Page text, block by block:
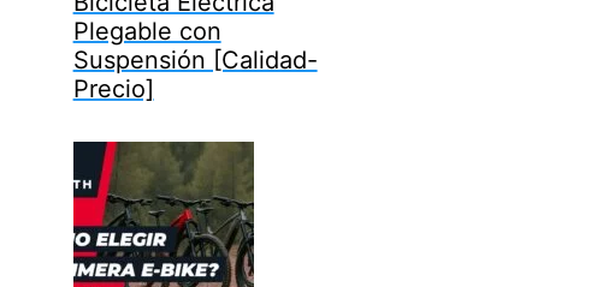
Plegable con
Suspensión [Calidad-
Precio]